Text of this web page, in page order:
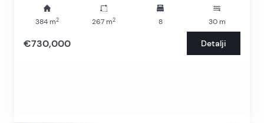
384 m2 267 m2 8 30m
€730,000 Detalji